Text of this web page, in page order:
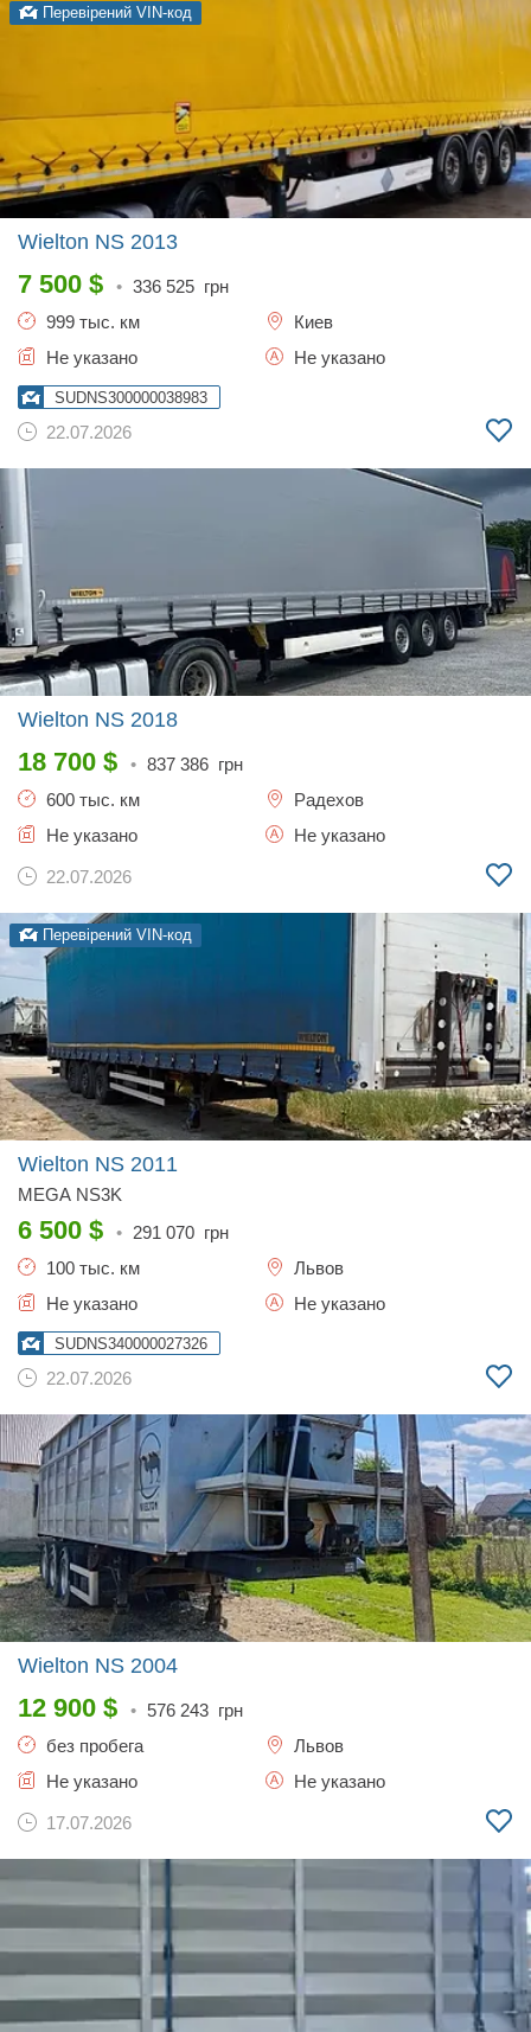
Перевірений VIN-код
Wielton NS 2013
7 500 $ • 336 525 грн
999 тыс. км
Киев
Не указано
Не указано
SUDNS300000038983
22.07.2026
Wielton NS 2018
18 700 $ • 837 386 грн
600 тыс. км
Радехов
Не указано
Не указано
22.07.2026
Перевірений VIN-код
Wielton NS 2011
MEGA NS3K
6 500 $ • 291 070 грн
100 тыс. км
Львов
Не указано
Не указано
SUDNS340000027326
22.07.2026
Wielton NS 2004
12 900 $ • 576 243 грн
без пробега
Львов
Не указано
Не указано
17.07.2026